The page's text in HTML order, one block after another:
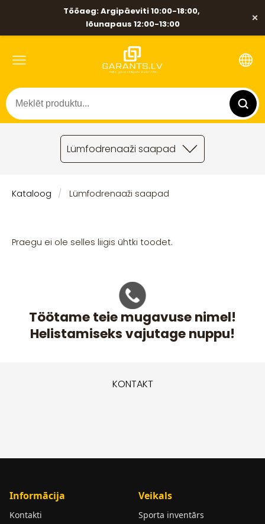
Tööaeg: Argipäeviti 10:00-18:00,
lõunapaus 12:00-13:00
×
Lümfodrenaaži saapad
Töötame teie mugavuse nimel!
Helistamiseks vajutage nuppu!
Kataloog Lümfodrenaaži saapad
Praegu ei ole selles liigis ühtki toodet.
KONTAKT
Informācija
Kontakti
Veikals
Sporta inventārs